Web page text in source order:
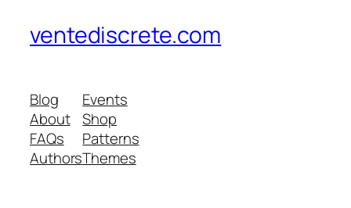
ventediscrete.com
Blog
About
FAQs
Authors
Events
Shop
Patterns
Themes